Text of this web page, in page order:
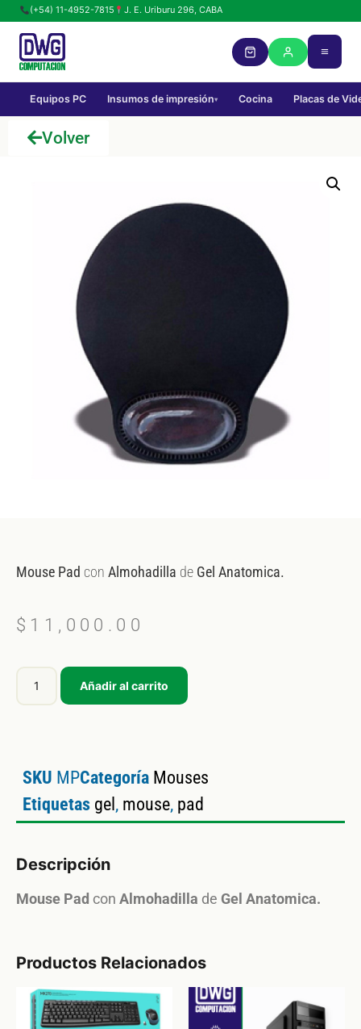
(+54) 11-4952-7815 J. E. Uriburu 296, CABA
Equipos PC Insumos de impresión▾ Cocina Placas de
Volver
Mouse Pad con Almohadilla de Gel Anatomica.
$ 11,000.00
Añadir al carrito
SKU MPCategoría Mouses
Etiquetas gel, mouse, pad
Descripción
Mouse Pad con Almohadilla de Gel Anatomica.
Productos Relacionados